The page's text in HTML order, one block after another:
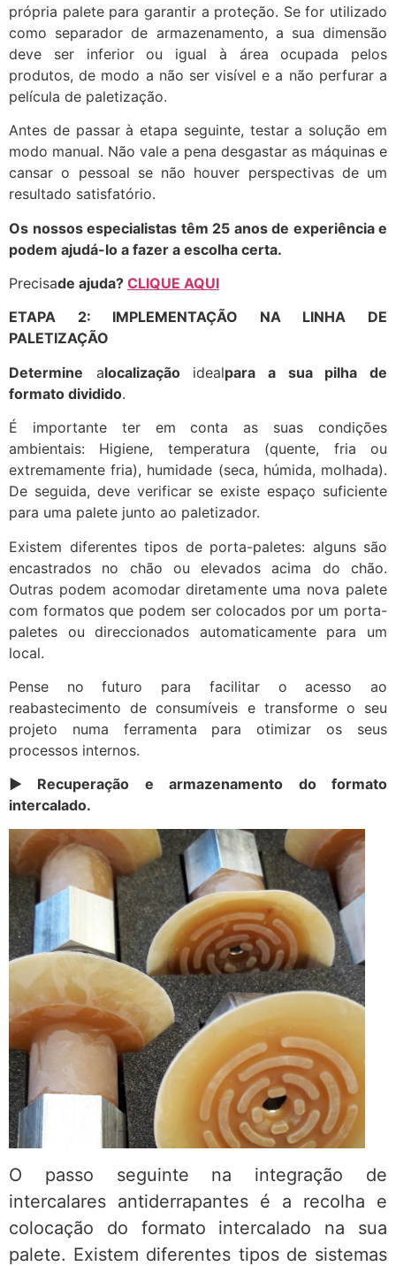
própria palete para garantir a proteção. Se for utilizado
como separador de armazenamento, a sua dimensão
deve ser inferior ou igual à área ocupada pelos
produtos, de modo a não ser visível e a não perfurar a
película de paletização.
Antes de passar à etapa seguinte, testar a solução em
modo manual. Não vale a pena desgastar as máquinas e
cansar o pessoal se não houver perspectivas de um
resultado satisfatório.
Os nossos especialistas têm 25 anos de experiência e
podem ajudá-lo a fazer a escolha certa.
Precisade ajuda? CLIQUE AQUI
ETAPA 2: IMPLEMENTAÇÃO NA LINHA DE
PALETIZAÇÃO
Determine alocalizaçãoidealpara a sua pilha de
formato dividido.
É importante ter em conta as suas condições
ambientais: Higiene, temperatura (quente, fria ou
extremamente fria), humidade (seca, húmida, molhada).
De seguida, deve verificar se existe espaço suficiente
para uma palete junto ao paletizador.
Existem diferentes tipos de porta-paletes: alguns são
encastrados no chão ou elevados acima do chão.
Outras podem acomodar diretamente uma nova palete
com formatos que podem ser colocados por um porta-
paletes ou direccionados automaticamente para um
local.
Pense no futuro para facilitar o acesso ao
reabastecimento de consumíveis e transforme o seu
projeto numa ferramenta para otimizar os seus
processos internos.
► Recuperação e armazenamento do formato
intercalado.
O passo seguinte na integração de
intercalares antiderrapantes é a recolha e
colocação do formato intercalado na sua
palete. Existem diferentes tipos de sistemas